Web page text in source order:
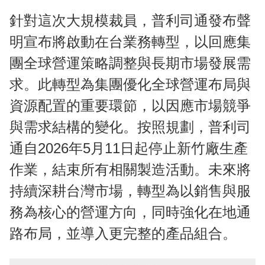
針對這次大規模裁員，普利司通發布聲
明宣布將啟動在台業務轉型，以回應集
團全球營運策略調整與長期市場發展需
求。此轉型為集團優化全球營運布局與
資源配置的重要環節，以因應市場競爭
與需求結構的變化。按照規劃，普利司
通自2026年5月11日起停止新竹廠生產
作業，結束所有相關製造活動。未來將
持續深耕台灣市場，轉型為以銷售與服
務為核心的營運方向，同時強化在地通
路布局，並導入更完整的產品組合。